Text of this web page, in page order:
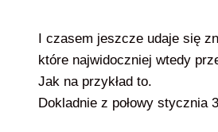
I czasem jeszcze udaje się
które najwidoczniej wtedy
Jak na przykład to.
Dokladnie z połowy stycznia